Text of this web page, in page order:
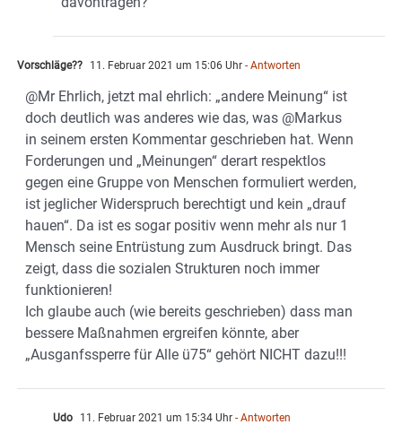
Vorschläge?? 11. Februar 2021 um 15:06 Uhr - Antworten
@Mr Ehrlich, jetzt mal ehrlich: „andere Meinung“ ist
doch deutlich was anderes wie das, was @Markus
in seinem ersten Kommentar geschrieben hat. Wenn
Forderungen und „Meinungen“ derart respektlos
gegen eine Gruppe von Menschen formuliert werden,
ist jeglicher Widerspruch berechtigt und kein „drauf
hauen“. Da ist es sogar positiv wenn mehr als nur 1
Mensch seine Entrüstung zum Ausdruck bringt. Das
zeigt, dass die sozialen Strukturen noch immer
funktionieren!
Ich glaube auch (wie bereits geschrieben) dass man
bessere Maßnahmen ergreifen könnte, aber
„Ausganfssperre für Alle ü75“ gehört NICHT dazu!!!
Udo 11. Februar 2021 um 15:34 Uhr - Antworten